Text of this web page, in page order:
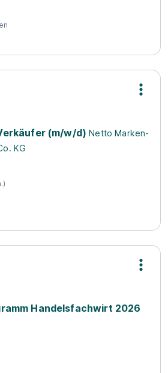
(m/w/d) Netto Marken-
KG
Handelsfachwirt 2026